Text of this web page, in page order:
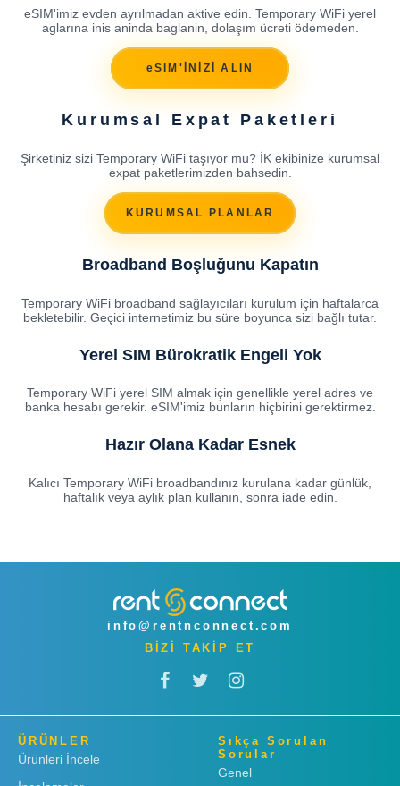
eSIM'imiz evden ayrılmadan aktive edin. Temporary WiFi yerel
aglarına inis aninda baglanin, dolaşım ücreti ödemeden.
eSIM'İNİZİ ALIN
Kurumsal Expat Paketleri
Şirketiniz sizi Temporary WiFi taşıyor mu? İK ekibinize kurumsal
expat paketlerimizden bahsedin.
KURUMSAL PLANLAR
Broadband Boşluğunu Kapatın
Temporary WiFi broadband sağlayıcıları kurulum için haftalarca
bekletebilir. Geçici internetimiz bu süre boyunca sizi bağlı tutar.
Yerel SIM Bürokratik Engeli Yok
Temporary WiFi yerel SIM almak için genellikle yerel adres ve
banka hesabı gerekir. eSIM'imiz bunların hiçbirini gerektirmez.
Hazır Olana Kadar Esnek
Kalıcı Temporary WiFi broadbandınız kurulana kadar günlük,
haftalık veya aylık plan kullanın, sonra iade edin.
info@rentnconnect.com
BİZİ TAKİP ET
ÜRÜNLER
Ürünleri İncele
Sıkça Sorulan
Sorular
Genel